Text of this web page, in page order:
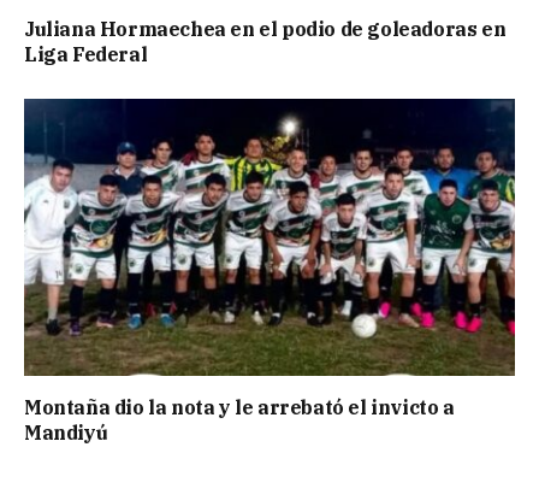
Juliana Hormaechea en el podio de goleadoras en
Liga Federal
Montaña dio la nota y le arrebató el invicto a
Mandiyú